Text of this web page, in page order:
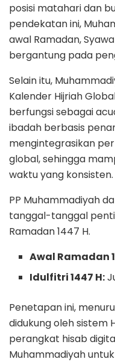
posisi matahari dan
pendekatan ini,
awal Ramadan,
bergantung pada
Selain itu,
Kalender Hijriah
berfungsi sebagai
ibadah berbasis
mengintegrasikan
global, sehingga
waktu yang konsisten.
PP Muhammadiyah
tanggal-tanggal
Ramadan 1447 H.
Awal Ramadan
Idulfitri 1447 H:
Penetapan ini,
didukung oleh sistem
perangkat hisab
Muhammadiyah